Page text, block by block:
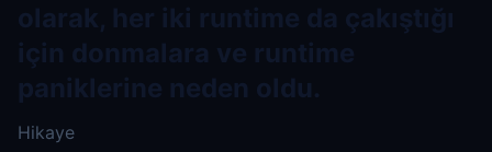
olarak, her iki runtime da çakıştığı
için donmalara ve runtime
paniklerine neden oldu.
Hikaye